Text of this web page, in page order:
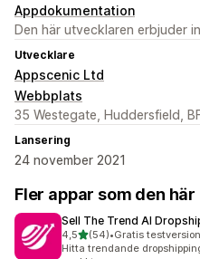
Appdokumentation
Den här utvecklaren erbjuder
Utvecklare
Appscenic Ltd
Webbplats
35 Westegate, Huddersfield,
Lansering
24 november 2021
Fler appar som den här
Sell The Trend AI
4,5av 5 stjärnor
(54)
54 recensioner totalt
•Gratis
Hitta trendande